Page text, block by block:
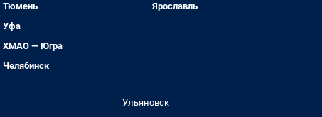
Тюмень
Уфа
ХМАО — Югра
Челябинск
Ярославль
Ульяновск